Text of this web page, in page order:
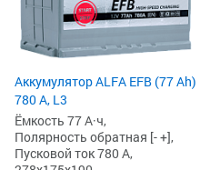
Аккумулятор ALFA EFB (77 Ah)
780 А, L3
Ёмкость 77 А·ч,
Полярность обратная [- +],
Пусковой ток 780 А,